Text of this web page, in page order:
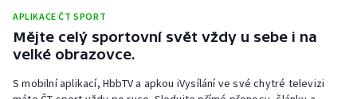
Plážový volejbal
Ragby
Rychlobruslení
APLIKACE ČT SPORT
Mějte celý sportovní svět vždy u sebe i na
velké obrazovce.
S mobilní aplikací, HbbTV a apkou iVysílání ve své chytré televizi